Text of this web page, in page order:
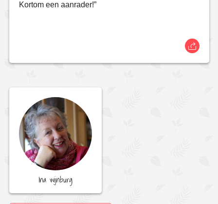
Kortom een aanrader!”
Ina wijnburg